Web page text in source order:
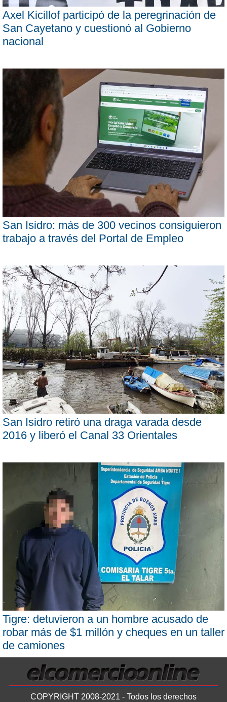
Axel Kicillof participó de la peregrinación de
San Cayetano y cuestionó al Gobierno
nacional
San Isidro: más de 300 vecinos consiguieron
trabajo a través del Portal de Empleo
San Isidro retiró una draga varada desde
2016 y liberó el Canal 33 Orientales
Tigre: detuvieron a un hombre acusado de
robar más de $1 millón y cheques en un taller
de camiones
COPYRIGHT 2008-2021 - Todos los derechos